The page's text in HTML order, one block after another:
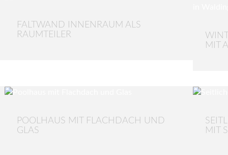
FALTWAND INNENRAUM ALS
RAUMTEILER
MIT
POOLHAUS MIT FLACHDACH UND
GLAS
MIT